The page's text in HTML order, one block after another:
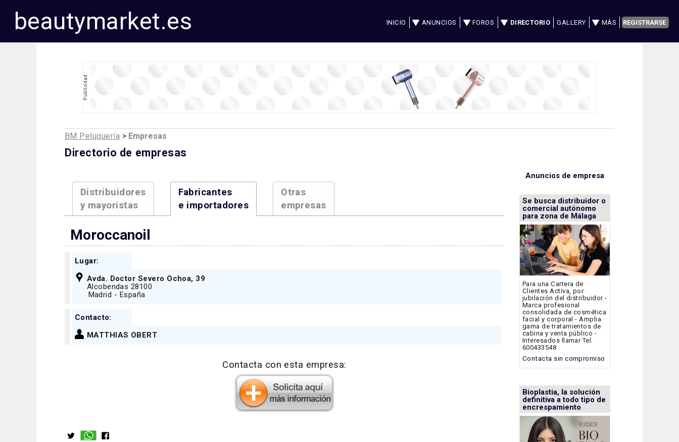
beautymarket.es INICIO ANUNCIOS FOROS DIRECTORIO GALLERY MÁS REGISTRARSE
BM Peluquería > Empresas
Directorio de empresas
Distribuidores
y mayoristas
Fabricantes
e importadores
Otras
empresas
Moroccanoil
Lugar:
Avda. Doctor Severo Ochoa, 39
Alcobendas 28100
Madrid - España
Contacto:
MATTHIAS OBERT
Contacta con esta empresa:
Anuncios de empresa
Se busca distribuidor o
comercial autónomo
para zona de Málaga
Para una Cartera de
Clientes Activa, por
jubilación del distribuidor -
Marca profesional
consolidada de cosmética
facial y corporal - Amplia
gama de tratamientos de
cabina y venta público -
Interesados llamar Tel.
600433548
Contacta sin compromiso
Bioplastia, la solución
definitiva a todo tipo de
encrespamiento